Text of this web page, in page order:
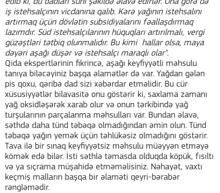
iş istehsalçının vicdanına qalıb. Kərə yağının istehsalını
artırmaq üçün dövlətin subsidiyalarını fəallaşdırmaq
lazımdır. Süd istehsalçılarının hüquqları artırılmalı, vergi
güzəştləri tətbiq olunmalıdır. Bu kimi hallar olsa, maya
dəyəri aşağı düşər və istehsalçı maraqlı olar".
Qida ekspertlərinin fikrincə, aşağı keyfiyyətli məhsulu
tanıya biləcəyiniz başqa əlamətlər də var. Yağdan gələn
pis qoxu, qəribə dad sizi xəbərdar etməlidir. Bu cür
xüsusiyyətlər bilavasitə onu göstərir ki, saxlama zamanı
yağ oksidləşərək xarab olur və onun tərkibində yağ
turşularının parçalanma məhsulları var. Bundan əlavə,
səthdə daha tünd təbəqə olmadığından əmin olun. Tünd
təbəqə yağın yemək üçün təhlükəsiz olmadığını göstərir.
Tava ilə bir sınaq keyfiyyətsiz məhsulu müəyyən etməyə
kömək edə bilər. İsti səthlə təmasda olduqda köpük, fısıltı
və ya sıçrama müşahidə etməməlisiniz. Nəhayət, vaxtı
keçmiş malların başqa bir əlaməti qeyri-bərabər
rəngləmədir.